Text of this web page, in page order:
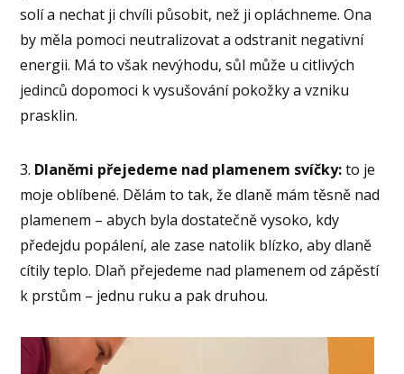
solí a nechat ji chvíli působit, než ji opláchneme. Ona
by měla pomoci neutralizovat a odstranit negativní
energii. Má to však nevýhodu, sůl může u citlivých
jedinců dopomoci k vysušování pokožky a vzniku
prasklin.
3. Dlaněmi přejedeme nad plamenem svíčky:to je
moje oblíbené. Dělám to tak, že dlaně mám těsně nad
plamenem – abych byla dostatečně vysoko, kdy
předejdu popálení, ale zase natolik blízko, aby dlaně
cítily teplo. Dlaň přejedeme nad plamenem od zápěstí
k prstům – jednu ruku a pak druhou.